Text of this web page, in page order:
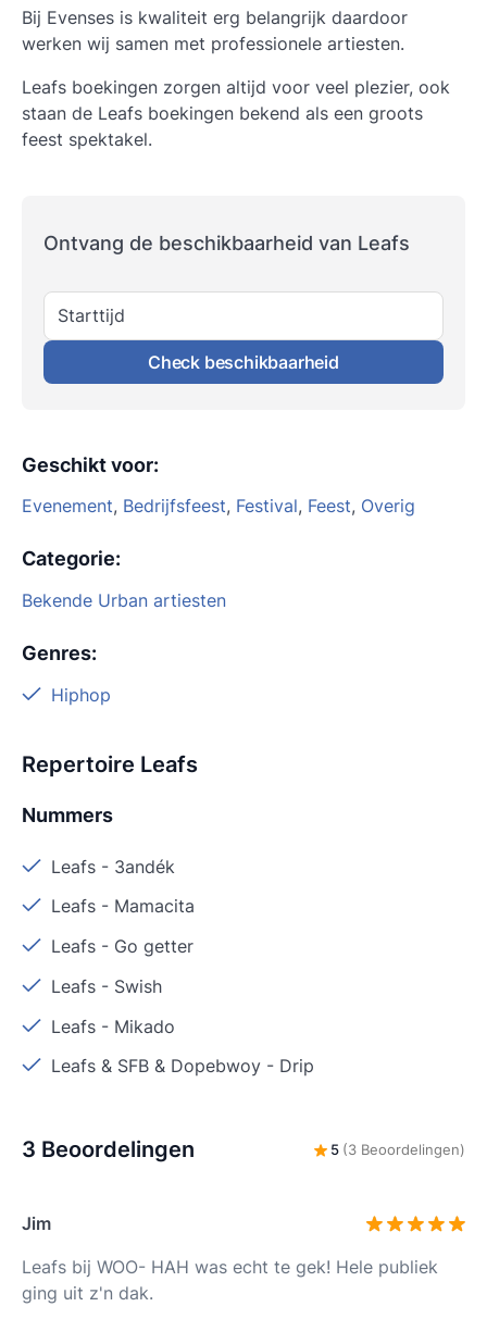
Bij Evenses is kwaliteit erg belangrijk daardoor
werken wij samen met professionele artiesten.
Leafs boekingen zorgen altijd voor veel plezier, ook
staan de Leafs boekingen bekend als een groots
feest spektakel.
Ontvang de beschikbaarheid van Leafs
Starttijd
Check beschikbaarheid
Geschikt voor:
Evenement, Bedrijfsfeest, Festival, Feest, Overig
Categorie:
Bekende Urban artiesten
Genres:
Hiphop
Repertoire Leafs
Nummers
Leafs - 3andék
Leafs - Mamacita
Leafs - Go getter
Leafs - Swish
Leafs - Mikado
Leafs & SFB & Dopebwoy - Drip
3 Beoordelingen 5 (3 Beoordelingen)
Jim
Leafs bij WOO- HAH was echt te gek! Hele publiek
ging uit z'n dak.